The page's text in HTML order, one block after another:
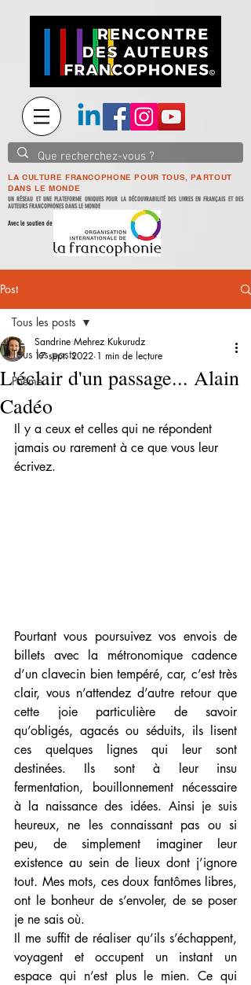
LA CULTURE FRANCOPHONE POUR TOUS, PARTOUT
DANS LE MONDE
UN RÉSEAU ET UNE PLATEFORME UNIQUES POUR LA DÉCOUVRABILITÉ DES LIVRES EN FRANÇAIS ET DES
AUTEURS FRANCOPHONES DANS LE MONDE
Avec le soutien de
Post
Tous les posts
Poème
Tous les posts
L'éclair d'un passage... Alain
Cadéo
Sandrine Mehrez Kukurudz
17 sept. 2022 1 min de lecture
Il y a ceux et celles qui ne répondent
jamais ou rarement à ce que vous leur
écrivez.
Pourtant vous poursuivez vos envois de
billets avec la métronomique cadence
d’un clavecin bien tempéré, car, c’est très
clair, vous n’attendez d’autre retour que
cette joie particulière de savoir
qu’obligés, agacés ou séduits, ils lisent
ces quelques lignes qui leur sont
destinées. Ils sont à leur insu
fermentation, bouillonnement nécessaire
à la naissance des idées. Ainsi je suis
heureux, ne les connaissant pas ou si
peu, de simplement imaginer leur
existence au sein de lieux dont j’ignore
tout. Mes mots, ces doux fantômes libres,
ont le bonheur de s’envoler, de se poser
je ne sais où.
Il me suffit de réaliser qu’ils s’échappent,
voyagent et occupent un instant un
espace qui n’est plus le mien. Ce qui